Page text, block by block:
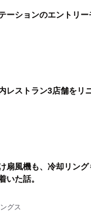
ーションのエントリ
レストラン3店舗を
扇風機も、冷却リン
いた話。
グス